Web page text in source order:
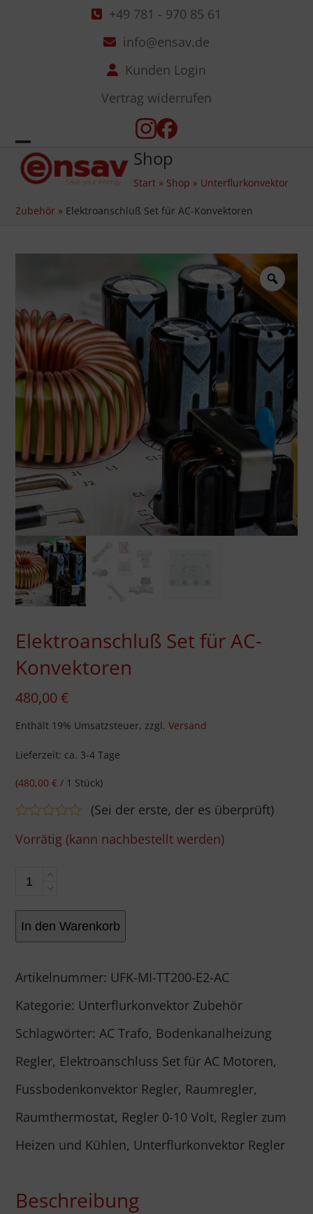
+49 781 - 970 85 61
info@ensav.de
Kunden Login
Vertrag widerrufen
InstagramFacebook
Open
mobile
menu
Close
mobile
menu
Shop
Start » Shop » Unterflurkonvektor
Zubehör » Elektroanschluß Set für AC-Konvektoren
Elektroanschluß Set für AC-
Konvektoren
480,00€
Enthält 19% Umsatzsteuer, zzgl.Versand
Lieferzeit: ca. 3-4 Tage
(480,00€ / 1 Stück)
mit
(Sei der erste, der es überprüft)
Vorrätig (kann nachbestellt werden)
Elektroanschluß
Set
für
In den Warenkorb
Artikelnummer: UFK-MI-TT200-E2-AC
Kategorie: Unterflurkonvektor Zubehör
Schlagwörter:AC Trafo, Bodenkanalheizung
Regler, Elektroanschluss Set für AC Motoren,
Fussbodenkonvektor Regler, Raumregler,
Raumthermostat, Regler 0-10 Volt, Regler zum
Heizen und Kühlen, Unterflurkonvektor Regler
Beschreibung